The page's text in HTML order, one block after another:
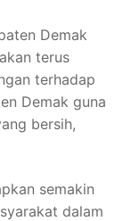
Demak
terus
terhadap
Demak guna
bersih,
semakin
dalam